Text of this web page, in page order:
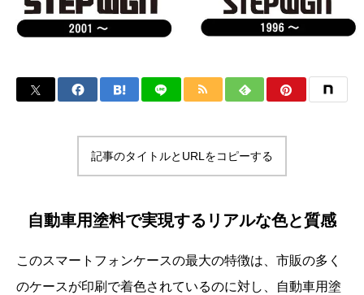
記事のタイトルとURLをコピーする
自動車用塗料で実現するリアルな色と質感
このスマートフォンケースの最大の特徴は、市販の多く
のケースが印刷で着色されているのに対し、自動車用塗